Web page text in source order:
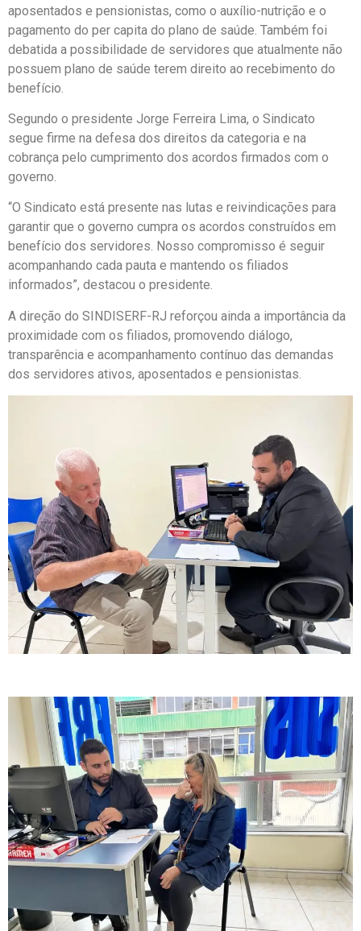
aposentados e pensionistas, como o auxílio-nutrição e o
pagamento do per capita do plano de saúde. Também foi
debatida a possibilidade de servidores que atualmente não
possuem plano de saúde terem direito ao recebimento do
benefício.
Segundo o presidente Jorge Ferreira Lima, o Sindicato
segue firme na defesa dos direitos da categoria e na
cobrança pelo cumprimento dos acordos firmados com o
governo.
“O Sindicato está presente nas lutas e reivindicações para
garantir que o governo cumpra os acordos construídos em
benefício dos servidores. Nosso compromisso é seguir
acompanhando cada pauta e mantendo os filiados
informados”, destacou o presidente.
A direção do SINDISERF-RJ reforçou ainda a importância da
proximidade com os filiados, promovendo diálogo,
transparência e acompanhamento contínuo das demandas
dos servidores ativos, aposentados e pensionistas.